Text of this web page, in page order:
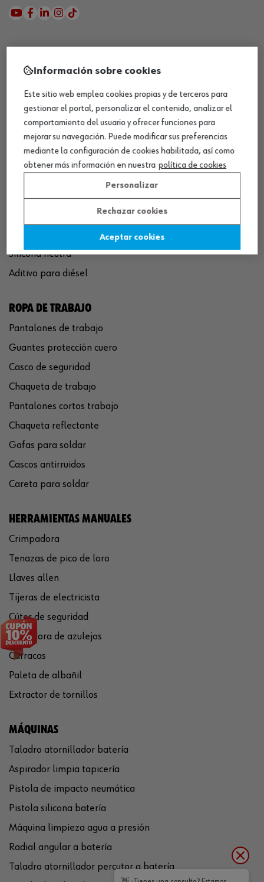
QUÍMICOS
Limpiador de frenos
Eliminador de óxido
Pegamento rápido
Polímero sellador MS
Pistola espuma poliuretano
Silicona neutra
Aditivo para diésel
ROPA DE TRABAJO
Pantalones de trabajo
Guantes protección cuero
Casco de seguridad
Chaqueta de trabajo
Pantalones cortos trabajo
Chaqueta reflectante
Gafas para soldar
Cascos antirruidos
Careta para soldar
HERRAMIENTAS MANUALES
Crimpadora
Tenazas de pico de loro
Llaves allen
Tijeras de electricista
Cúter de seguridad
Cortadora de azulejos
Carracas
Paleta de albañil
Extractor de tornillos
MÁQUINAS
Taladro atornillador batería
Aspirador limpia tapicería
Pistola de impacto neumática
Pistola silicona batería
Máquina limpieza agua a presión
Radial angular a batería
Taladro atornillador percutor a batería
Información sobre cookies
Este sitio web emplea cookies propias y de terceros para
gestionar el portal, personalizar el contenido, analizar el
comportamiento del usuario y ofrecer funciones para
mejorar su navegación. Puede modificar sus preferencias
mediante la configuración de cookies habilitada, así como
obtener más información en nuestra política de cookies
Personalizar
Rechazar cookies
Aceptar cookies